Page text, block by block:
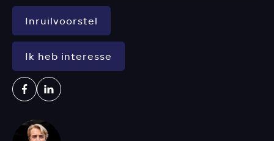
Inruilvoorstel
Ik heb interesse